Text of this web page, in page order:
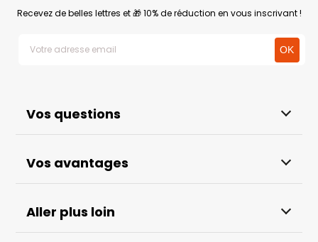
Vos questions
Vos avantages
Aller plus loin
Recevez de belles lettres et 🎁 10% de réduction en vous inscrivant !